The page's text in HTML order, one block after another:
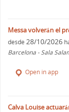
Messa volverán el
desde 28/10/2026
Barcelona - Sala
Open in app
Calva Louise